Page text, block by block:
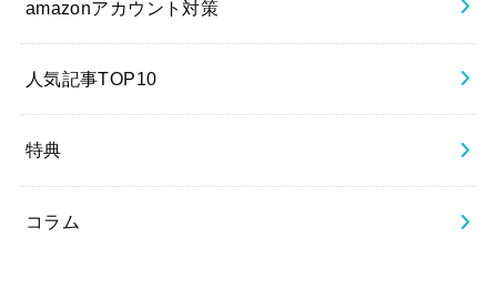
amazonアカウント対策
人気記事TOP10
特典
コラム